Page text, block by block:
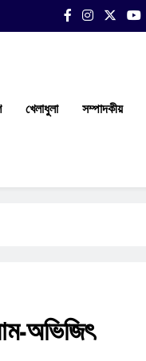
খেলাধুলা সম্পাদকীয়
অভিজিৎ